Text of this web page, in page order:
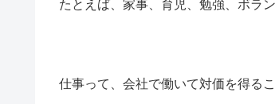
たとえば、家事、育児、勉強、ボラ
仕事って、会社で働いて対価を得る